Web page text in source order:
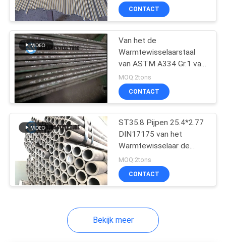
De dubbele Buis van
het Muurstaal
De Buizen van het
aluminiummessing
De Buis van de
CONTACT
Van het de
Warmtewisselaarstaal
van ASTM A334 Gr.1 van
de de Buis Lage
Temperatuur Koude de
Tekenings Naadloze Buis
MOQ:2tons
CONTACT
ST35.8 Pijpen 25.4*2.77
DIN17175 van het
Warmtewisselaar de
Naadloze Koolstofstaal
MOQ:2tons
CONTACT
Bekijk meer